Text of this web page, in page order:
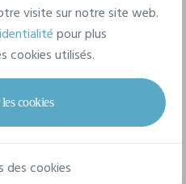
XL
visite sur notre site web.
pour plus
cookies utilisés.
cookies
des cookies